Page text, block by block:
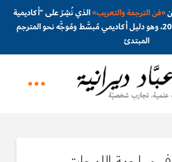
«فن الترجمة والتعريب»الذي نُشِرَ على "أكاديمية
حسوب" في 18 ديسمبر 2021، وهو دليل أكاديمي مُبسَّط ومُوجَّه نحو المترجم
المبتدئ